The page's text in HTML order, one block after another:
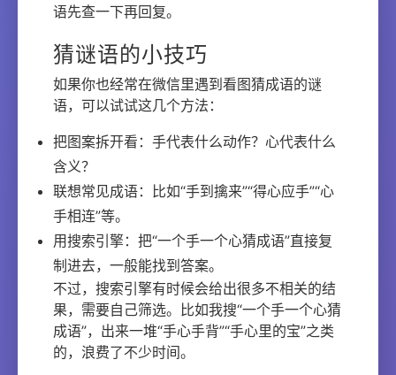
语先查一下再回复。
猜谜语的小技巧
如果你也经常在微信里遇到看图猜成语的谜
语，可以试试这几个方法：
把图案拆开看：手代表什么动作？心代表什么
含义？
联想常见成语：比如“手到擒来”“得心应手”“心
手相连”等。
用搜索引擎：把“一个手一个心猜成语”直接复
制进去，一般能找到答案。
不过，搜索引擎有时候会给出很多不相关的结
果，需要自己筛选。比如我搜“一个手一个心猜
成语”，出来一堆“手心手背”“手心里的宝”之类
的，浪费了不少时间。